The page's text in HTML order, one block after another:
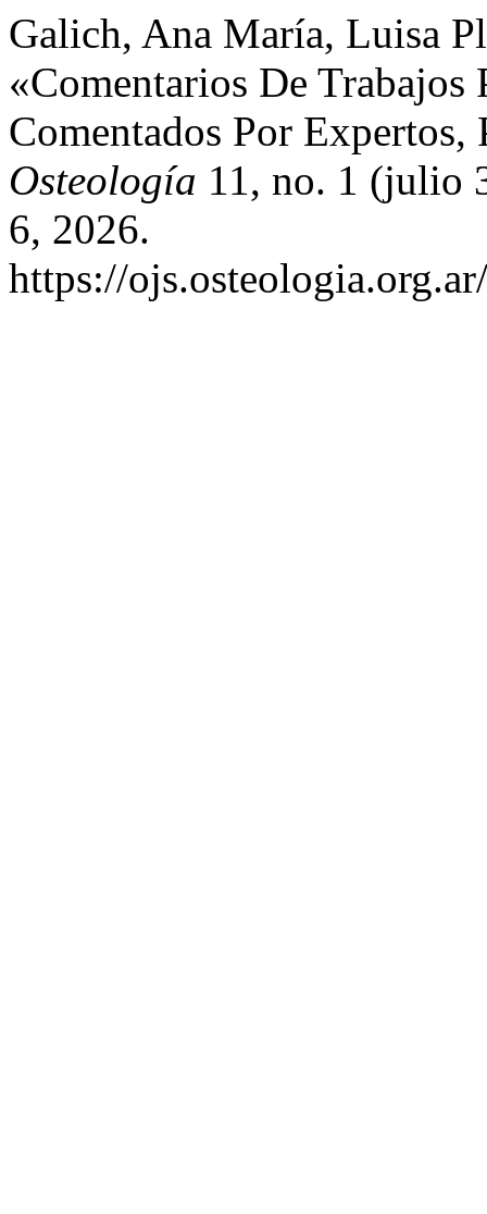
Galich, Ana María, Luisa
«Comentarios De
Comentados Por
Osteología 11, no. 1 (julio
6, 2026.
https://